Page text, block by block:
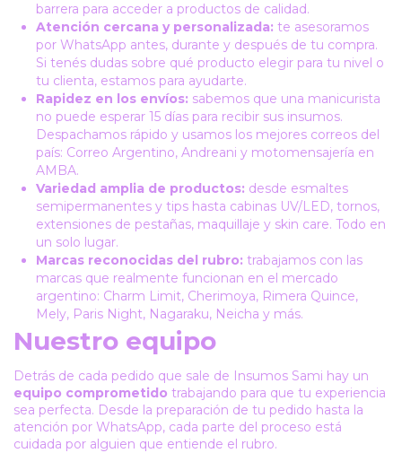
barrera para acceder a productos de calidad.
Atención cercana y personalizada: te asesoramos
por WhatsApp antes, durante y después de tu compra.
Si tenés dudas sobre qué producto elegir para tu nivel o
tu clienta, estamos para ayudarte.
Rapidez en los envíos: sabemos que una manicurista
no puede esperar 15 días para recibir sus insumos.
Despachamos rápido y usamos los mejores correos del
país: Correo Argentino, Andreani y motomensajería en
AMBA.
Variedad amplia de productos: desde esmaltes
semipermanentes y tips hasta cabinas UV/LED, tornos,
extensiones de pestañas, maquillaje y skin care. Todo en
un solo lugar.
Marcas reconocidas del rubro: trabajamos con las
marcas que realmente funcionan en el mercado
argentino: Charm Limit, Cherimoya, Rimera Quince,
Mely, Paris Night, Nagaraku, Neicha y más.
Nuestro equipo
Detrás de cada pedido que sale de Insumos Sami hay un
equipo comprometido trabajando para que tu experiencia
sea perfecta. Desde la preparación de tu pedido hasta la
atención por WhatsApp, cada parte del proceso está
cuidada por alguien que entiende el rubro.